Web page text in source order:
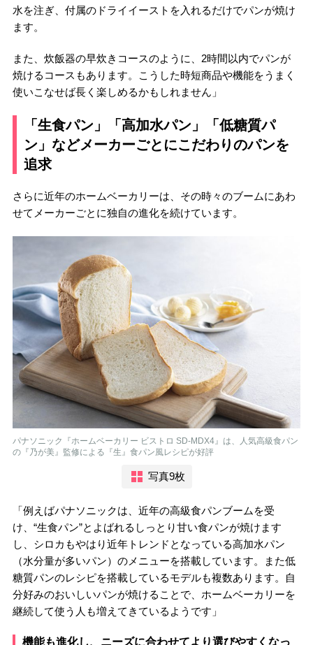
水を注ぎ、付属のドライイーストを入れるだけでパンが焼け
ます。
また、炊飯器の早炊きコースのように、2時間以内でパンが
焼けるコースもあります。こうした時短商品や機能をうまく
使いこなせば長く楽しめるかもしれません」
「生食パン」「高加水パン」「低糖質パ
ン」などメーカーごとにこだわりのパンを
追求
さらに近年のホームベーカリーは、その時々のブームにあわ
せてメーカーごとに独自の進化を続けています。
パナソニック『ホームベーカリー ビストロ SD-MDX4』は、人気高級食パン
の『乃が美』監修による『生』食パン風レシピが好評
写真9枚
「例えばパナソニックは、近年の高級食パンブームを受
け、“生食パン”とよばれるしっとり甘い食パンが焼けます
し、シロカもやはり近年トレンドとなっている高加水パン
（水分量が多いパン）のメニューを搭載しています。また低
糖質パンのレシピを搭載しているモデルも複数あります。自
分好みのおいしいパンが焼けることで、ホームベーカリーを
継続して使う人も増えてきているようです」
機能も進化し、ニーズに合わせてより選びやすくなっ